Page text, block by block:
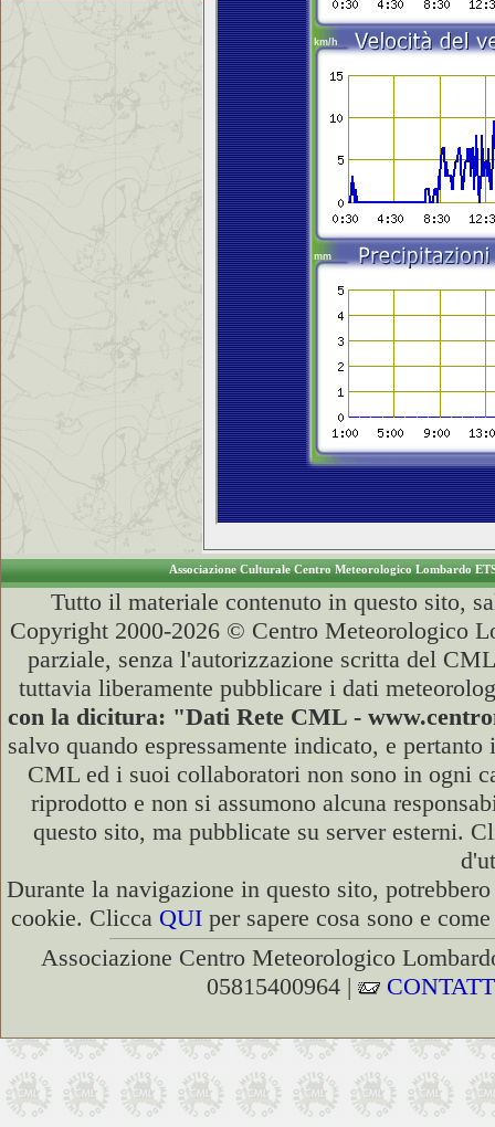
Associazione Culturale Centro Meteorologico Lombardo
Tutto il materiale contenuto in questo sito,
Copyright 2000-2026 © Centro Meteorologico
parziale, senza l'autorizzazione scritta del
tuttavia liberamente pubblicare i dati
con la dicitura: "Dati Rete CML -
salvo quando espressamente indicato, e
CML ed i suoi collaboratori non sono in ogni
riprodotto e non si assumono alcuna
questo sito, ma pubblicate su server esterni.
Durante la navigazione in questo sito,
cookie. Clicca QUI per sapere cosa sono e
Associazione Centro Meteorologico
05815400964 |